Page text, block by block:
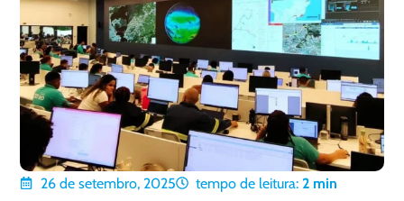
26 de setembro, 2025 tempo de leitura: 2 min